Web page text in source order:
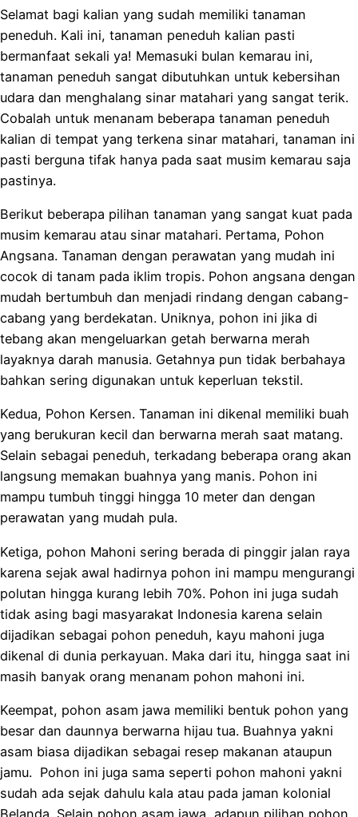
Selamat bagi kalian yang sudah memiliki tanaman
peneduh. Kali ini, tanaman peneduh kalian pasti
bermanfaat sekali ya! Memasuki bulan kemarau ini,
tanaman peneduh sangat dibutuhkan untuk kebersihan
udara dan menghalang sinar matahari yang sangat terik.
Cobalah untuk menanam beberapa tanaman peneduh
kalian di tempat yang terkena sinar matahari, tanaman ini
pasti berguna tifak hanya pada saat musim kemarau saja
pastinya.
Berikut beberapa pilihan tanaman yang sangat kuat pada
musim kemarau atau sinar matahari. Pertama, Pohon
Angsana. Tanaman dengan perawatan yang mudah ini
cocok di tanam pada iklim tropis. Pohon angsana dengan
mudah bertumbuh dan menjadi rindang dengan cabang-
cabang yang berdekatan. Uniknya, pohon ini jika di
tebang akan mengeluarkan getah berwarna merah
layaknya darah manusia. Getahnya pun tidak berbahaya
bahkan sering digunakan untuk keperluan tekstil.
Kedua, Pohon Kersen. Tanaman ini dikenal memiliki buah
yang berukuran kecil dan berwarna merah saat matang.
Selain sebagai peneduh, terkadang beberapa orang akan
langsung memakan buahnya yang manis. Pohon ini
mampu tumbuh tinggi hingga 10 meter dan dengan
perawatan yang mudah pula.
Ketiga, pohon Mahoni sering berada di pinggir jalan raya
karena sejak awal hadirnya pohon ini mampu mengurangi
polutan hingga kurang lebih 70%. Pohon ini juga sudah
tidak asing bagi masyarakat Indonesia karena selain
dijadikan sebagai pohon peneduh, kayu mahoni juga
dikenal di dunia perkayuan. Maka dari itu, hingga saat ini
masih banyak orang menanam pohon mahoni ini.
Keempat, pohon asam jawa memiliki bentuk pohon yang
besar dan daunnya berwarna hijau tua. Buahnya yakni
asam biasa dijadikan sebagai resep makanan ataupun
jamu. Pohon ini juga sama seperti pohon mahoni yakni
sudah ada sejak dahulu kala atau pada jaman kolonial
Belanda. Selain pohon asam jawa, adapun pilihan pohon